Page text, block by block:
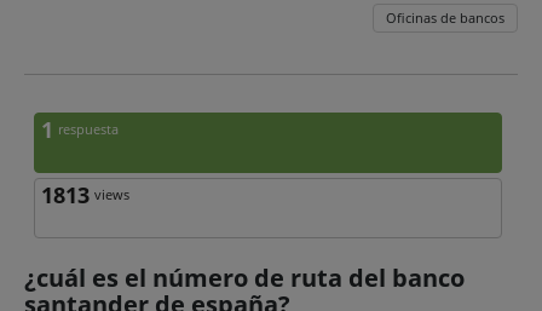
Oficinas de bancos
1 respuesta
1813 views
¿cuál es el número de ruta del banco
santander de españa?